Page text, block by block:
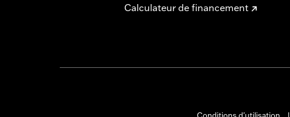
Calculateur de financement
Conditions d'utilisation